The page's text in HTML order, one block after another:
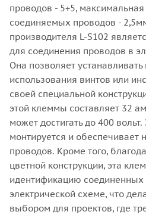
проводов - 5+5,
соединяемых проводов -
производителя L-S102
для соединения проводов в
Она позволяет
использования винтов или
своей специальной
этой клеммы составляет 32
может достигать до 400
монтируется и обеспечивает
проводов. Кроме того,
цветной конструкции, эта
идентификацию соединенных
электрической схеме, что
выбором для проектов, где